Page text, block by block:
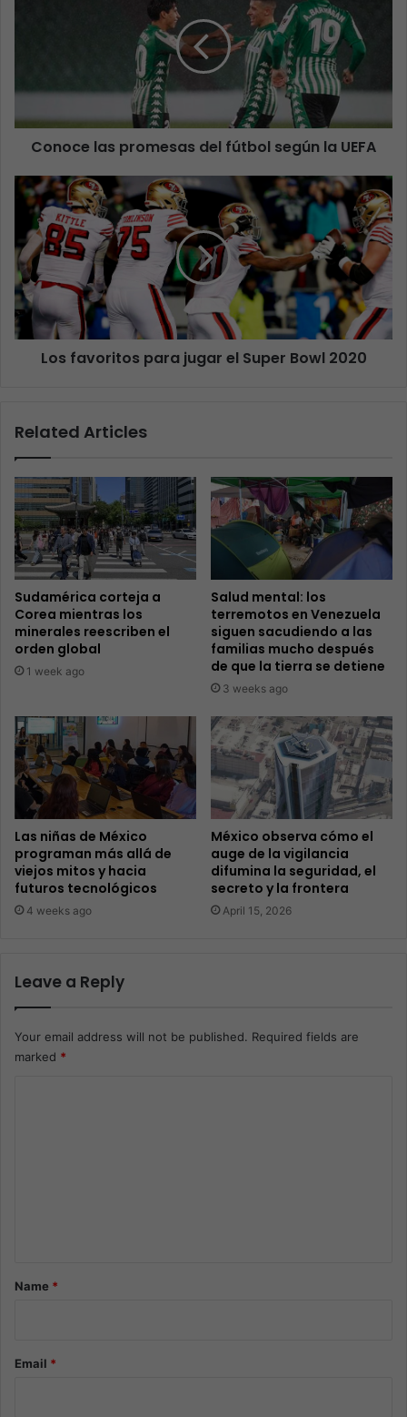
Conoce las promesas del fútbol según la UEFA
Los favoritos para jugar el Super Bowl 2020
Related Articles
Sudamérica corteja a
Corea mientras los
minerales reescriben el
orden global
1 week ago
Salud mental: los
terremotos en Venezuela
siguen sacudiendo a las
familias mucho después
de que la tierra se detiene
3 weeks ago
Las niñas de México
programan más allá de
viejos mitos y hacia
futuros tecnológicos
4 weeks ago
México observa cómo el
auge de la vigilancia
difumina la seguridad, el
secreto y la frontera
April 15, 2026
Leave a Reply
Your email address will not be published. Required fields are
marked *
*Name *
Email *